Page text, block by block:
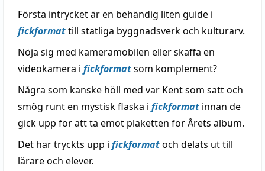
Första intrycket är en behändig liten guide i
fickformattill statliga byggnadsverk och kulturarv.
Nöja sig med kameramobilen eller skaffa en
videokamera i fickformatsom komplement?
Några som kanske höll med var Kent som satt och
smög runt en mystisk flaska i fickformat innan de
gick upp för att ta emot plaketten för Årets album.
Det har tryckts upp i fickformatoch delats ut till
lärare och elever.